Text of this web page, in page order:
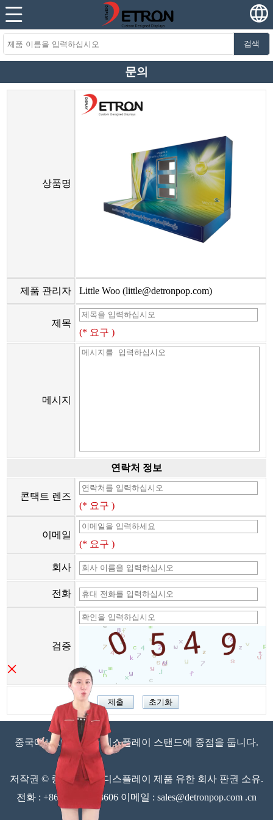
검색
문의
상품명
제품 관리자 Little Woo (little@detronpop.com)
제목
(* 요구 )
메시지
연락처 정보
콘택트 렌즈
(* 요구 )
이메일
(* 요구 )
회사
전화
검증
중국에서 10 년 이상 디스플레이 스탠드에 중점을 둡니다.
저작권 © 중산 Detron 디스플레이 제품 유한 회사 판권 소유.
전화 : +86-760-88628606 이메일 : sales@detronpop.com .cn
×